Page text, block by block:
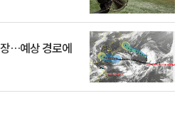
…예상 경로에